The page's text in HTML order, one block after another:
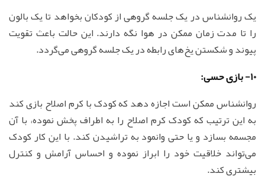
یک روانشناس در یک جلسه گروهی از کودکان بخواهد تا یک بالون
را تا مدت زمان ممکن در هوا نگه دارند. این حالت باعث تقویت
پیوند و شکستن یخ‌های رابطه در یک جلسه گروهی می‌گردد.
10- بازی حسی:
روانشناس ممکن است اجازه دهد که کودک با کرم اصلاح بازی کند
به این ترتیب که کودک کرم اصلاح را به اطراف پخش نموده، با آن
مجسمه بسازد و یا حتی وانمود به تراشیدن کند. با این کار کودک
می‌تواند خلاقیت خود را ابراز نموده و احساس آرامش و کنترل
بیشتری کند.